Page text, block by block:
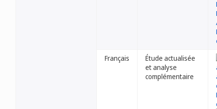
Français
Étude actualisée
et analyse
complémentaire